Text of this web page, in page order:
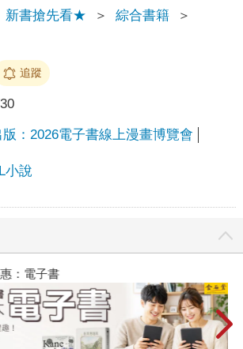
新書搶先看★ ＞ 綜合書籍 ＞
追蹤
版：2026電子書線上漫畫博覽會
小說
：電子書